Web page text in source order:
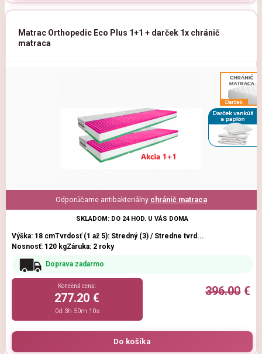
Matrac Orthopedic Eco Plus 1+1 + darček 1x chránič
matraca
Odporúčame antibakteriálny chránič matraca
SKLADOM: DO 24 HOD. U VÁS DOMA
Výška: 18 cmTvrdosť (1 až 5): Stredný (3) / Stredne tvrd...
Nosnosť: 120 kgZáruka: 2 roky
Doprava zadarmo
396.00€
Konečná cena:
277.20 €
0d 3h 50m 9s